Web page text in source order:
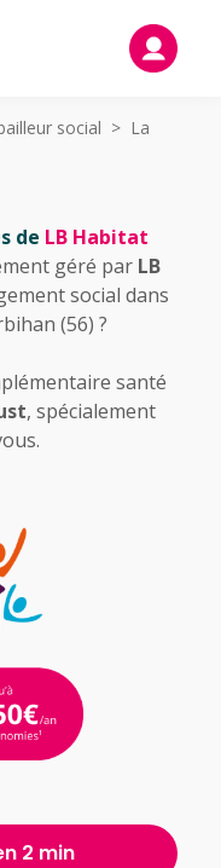
social > La
de LB Habitat
géré par LB
social dans
(56) ?
santé
, spécialement
2 min